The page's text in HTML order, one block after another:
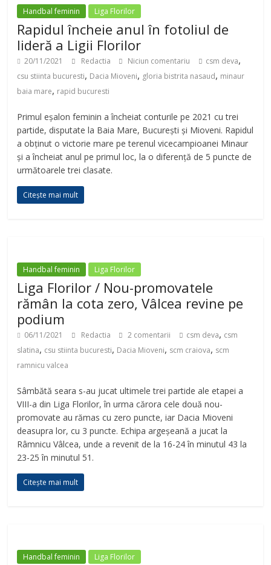
Handbal feminin Liga Florilor
Rapidul încheie anul în fotoliul de
lideră a Ligii Florilor
20/11/2021 Redactia Niciun comentariu csm deva,
csu stiinta bucuresti, Dacia Mioveni, gloria bistrita nasaud, minaur
baia mare, rapid bucuresti
Primul eșalon feminin a încheiat conturile pe 2021 cu trei
partide, disputate la Baia Mare, București și Mioveni. Rapidul
a obținut o victorie mare pe terenul vicecampioanei Minaur
și a încheiat anul pe primul loc, la o diferență de 5 puncte de
următoarele trei clasate.
Citește mai mult
Handbal feminin Liga Florilor
Liga Florilor / Nou-promovatele
rămân la cota zero, Vâlcea revine pe
podium
06/11/2021 Redactia 2 comentarii csm deva, csm
slatina, csu stiinta bucuresti, Dacia Mioveni, scm craiova, scm
ramnicu valcea
Sâmbătă seara s-au jucat ultimele trei partide ale etapei a
VIII-a din Liga Florilor, în urma cărora cele două nou-
promovate au rămas cu zero puncte, iar Dacia Mioveni
deasupra lor, cu 3 puncte. Echipa argeșeană a jucat la
Râmnicu Vâlcea, unde a revenit de la 16-24 în minutul 43 la
23-25 în minutul 51.
Citește mai mult
Handbal feminin Liga Florilor